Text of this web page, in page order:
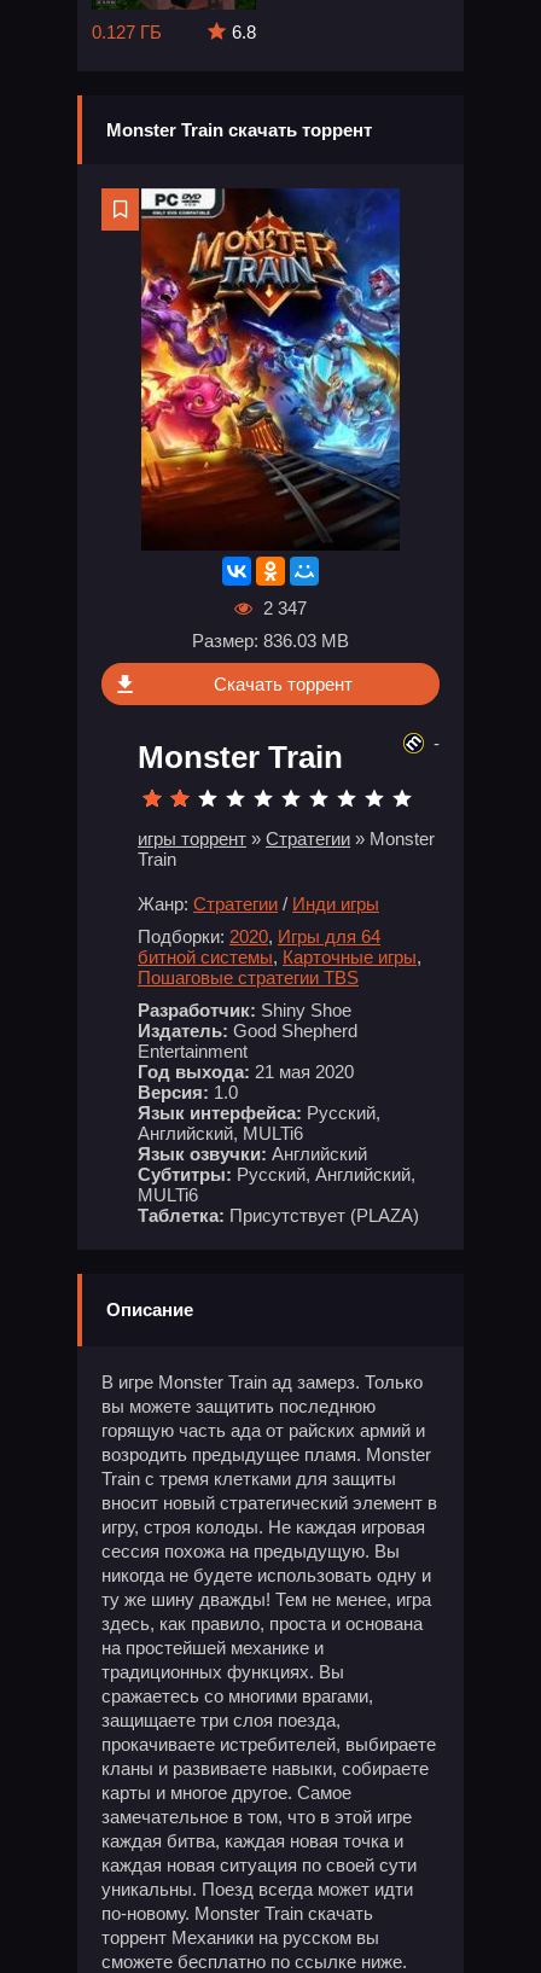
0.127 ГБ
6.8
Monster Train скачать торрент
2 347
Размер: 836.03 MB
Скачать торрент
Monster Train
игры торрент » Стратегии » Monster
Train
Жанр: Стратегии / Инди игры
Подборки: 2020, Игры для 64
битной системы, Карточные игры,
Пошаговые стратегии TBS
Разработчик: Shiny Shoe
Издатель: Good Shepherd
Entertainment
Год выхода: 21 мая 2020
Версия: 1.0
Язык интерфейса: Русский,
Английский, MULTi6
Язык озвучки: Английский
Субтитры: Русский, Английский,
MULTi6
Таблетка: Присутствует (PLAZA)
-
Описание
В игре Monster Train ад замерз. Только
вы можете защитить последнюю
горящую часть ада от райских армий и
возродить предыдущее пламя. Monster
Train с тремя клетками для защиты
вносит новый стратегический элемент в
игру, строя колоды. Не каждая игровая
сессия похожа на предыдущую. Вы
никогда не будете использовать одну и
ту же шину дважды! Тем не менее, игра
здесь, как правило, проста и основана
на простейшей механике и
традиционных функциях. Вы
сражаетесь со многими врагами,
защищаете три слоя поезда,
прокачиваете истребителей, выбираете
кланы и развиваете навыки, собираете
карты и многое другое. Самое
замечательное в том, что в этой игре
каждая битва, каждая новая точка и
каждая новая ситуация по своей сути
уникальны. Поезд всегда может идти
по-новому. Monster Train скачать
торрент Механики на русском вы
сможете бесплатно по ссылке ниже.